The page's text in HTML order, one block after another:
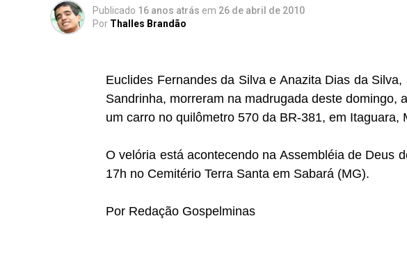
Publicado 16 anos atrás em 26 de abril de 2010
Por Thalles Brandão
Euclides Fernandes da Silva e Anazita Dias da
Sandrinha, morreram na madrugada deste domingo,
um carro no quilômetro 570 da BR-381, em Itaguara,
O velória está acontecendo na Assembléia de Deus
17h no Cemitério Terra Santa em Sabará (MG).
Por Redação Gospelminas